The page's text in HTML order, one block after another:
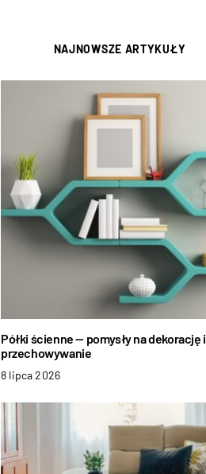
NAJNOWSZE ARTYKUŁY
Półki ścienne — pomysły na dekorację i
przechowywanie
8 lipca 2026